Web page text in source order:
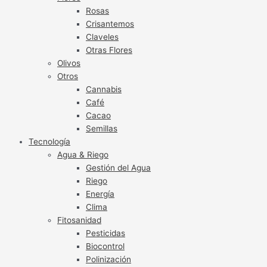
Rosas
Crisantemos
Claveles
Otras Flores
Olivos
Otros
Cannabis
Café
Cacao
Semillas
Tecnología
Agua & Riego
Gestión del Agua
Riego
Energía
Clima
Fitosanidad
Pesticidas
Biocontrol
Polinización